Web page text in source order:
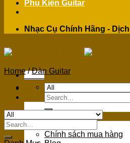
Phụ Kiện Guitar
Nhạc Cụ Chính Hãng -
Menu
Search
for:
Chính sách mua hàng
Home / Đàn Guitar
Search
for: